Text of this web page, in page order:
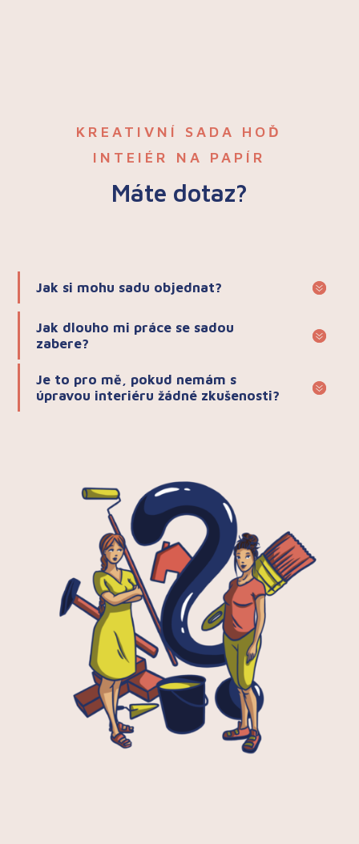
KREATIVNÍ SADA HOĎ
INTEIÉR NA PAPÍR
Máte dotaz?
Jak si mohu sadu objednat?
Jak dlouho mi práce se sadou
zabere?
Je to pro mě, pokud nemám s
úpravou interiéru žádné zkušenosti?